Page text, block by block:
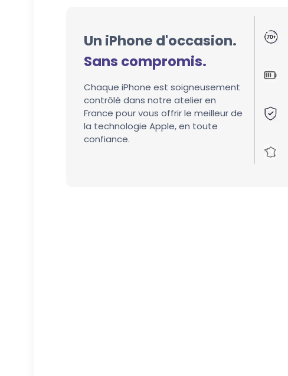
Un iPhone d'occasion.
Sans compromis.
Chaque iPhone est soigneusement
contrôlé dans notre atelier en
France pour vous offrir le meilleur de
la technologie Apple, en toute
confiance.